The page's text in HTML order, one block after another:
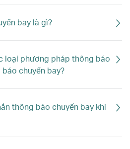
bay là gì?
loại phương pháp thông báo
chuyến bay?
thông báo chuyến bay khi